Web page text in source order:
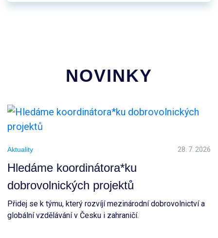
NOVINKY
Aktuality 28. 7. 2026
Hledáme koordinátora*ku
dobrovolnických projektů
Přidej se k týmu, který rozvíjí mezinárodní dobrovolnictví a
globální vzdělávání v Česku i zahraničí.